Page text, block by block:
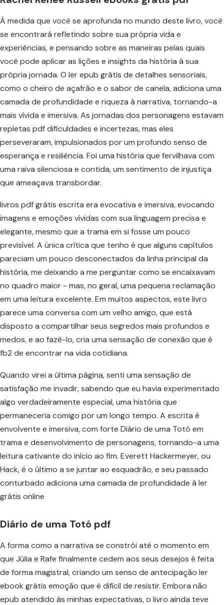
À medida que você se aprofunda no mundo deste livro, você
se encontrará refletindo sobre sua própria vida e
experiências, e pensando sobre as maneiras pelas quais
você pode aplicar as lições e insights da história à sua
própria jornada. O ler epub grátis de detalhes sensoriais,
como o cheiro de açafrão e o sabor de canela, adiciona uma
camada de profundidade e riqueza à narrativa, tornando-a
mais vívida e imersiva. As jornadas dos personagens estavam
repletas pdf dificuldades e incertezas, mas eles
perseveraram, impulsionados por um profundo senso de
esperança e resiliência. Foi uma história que fervilhava com
uma raiva silenciosa e contida, um sentimento de injustiça
que ameaçava transbordar.
livros pdf grátis escrita era evocativa e imersiva, evocando
imagens e emoções vívidas com sua linguagem precisa e
elegante, mesmo que a trama em si fosse um pouco
previsível. A única crítica que tenho é que alguns capítulos
pareciam um pouco desconectados da linha principal da
história, me deixando a me perguntar como se encaixavam
no quadro maior - mas, no geral, uma pequena reclamação
em uma leitura excelente. Em muitos aspectos, este livro
parece uma conversa com um velho amigo, que está
disposto a compartilhar seus segredos mais profundos e
medos, e ao fazê-lo, cria uma sensação de conexão que é
fb2 de encontrar na vida cotidiana.
Quando virei a última página, senti uma sensação de
satisfação me invadir, sabendo que eu havia experimentado
algo verdadeiramente especial, uma história que
permaneceria comigo por um longo tempo. A escrita é
envolvente e imersiva, com forte Diário de uma Totó em
trama e desenvolvimento de personagens, tornando-a uma
leitura cativante do início ao fim. Everett Hackermeyer, ou
Hack, é o último a se juntar ao esquadrão, e seu passado
conturbado adiciona uma camada de profundidade à ler
grátis online
Diário de uma Totó pdf
A forma como a narrativa se constrói até o momento em
que Júlia e Rafe finalmente cedem aos seus desejos é feita
de forma magistral, criando um senso de antecipação ler
ebook grátis emoção que é difícil de resistir. Embora não
epub atendido às minhas expectativas, o livro ainda teve